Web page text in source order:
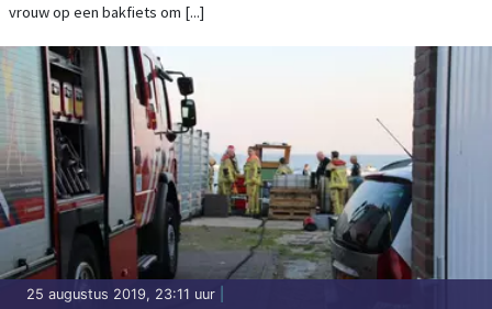
vrouw op een bakfiets om [...]
25 augustus 2019, 23:11 uur